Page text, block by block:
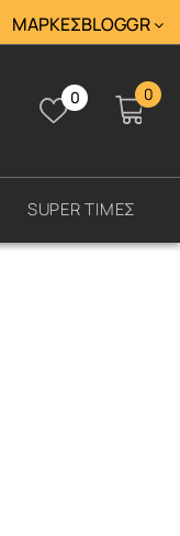
ΜΆΡΚΕΣBLOGGR
0 0
SUPER ΤΙΜΕΣ